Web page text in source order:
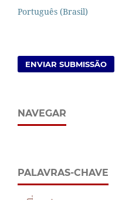
Português (Brasil)
ENVIAR SUBMISSÃO
NAVEGAR
PALAVRAS-CHAVE